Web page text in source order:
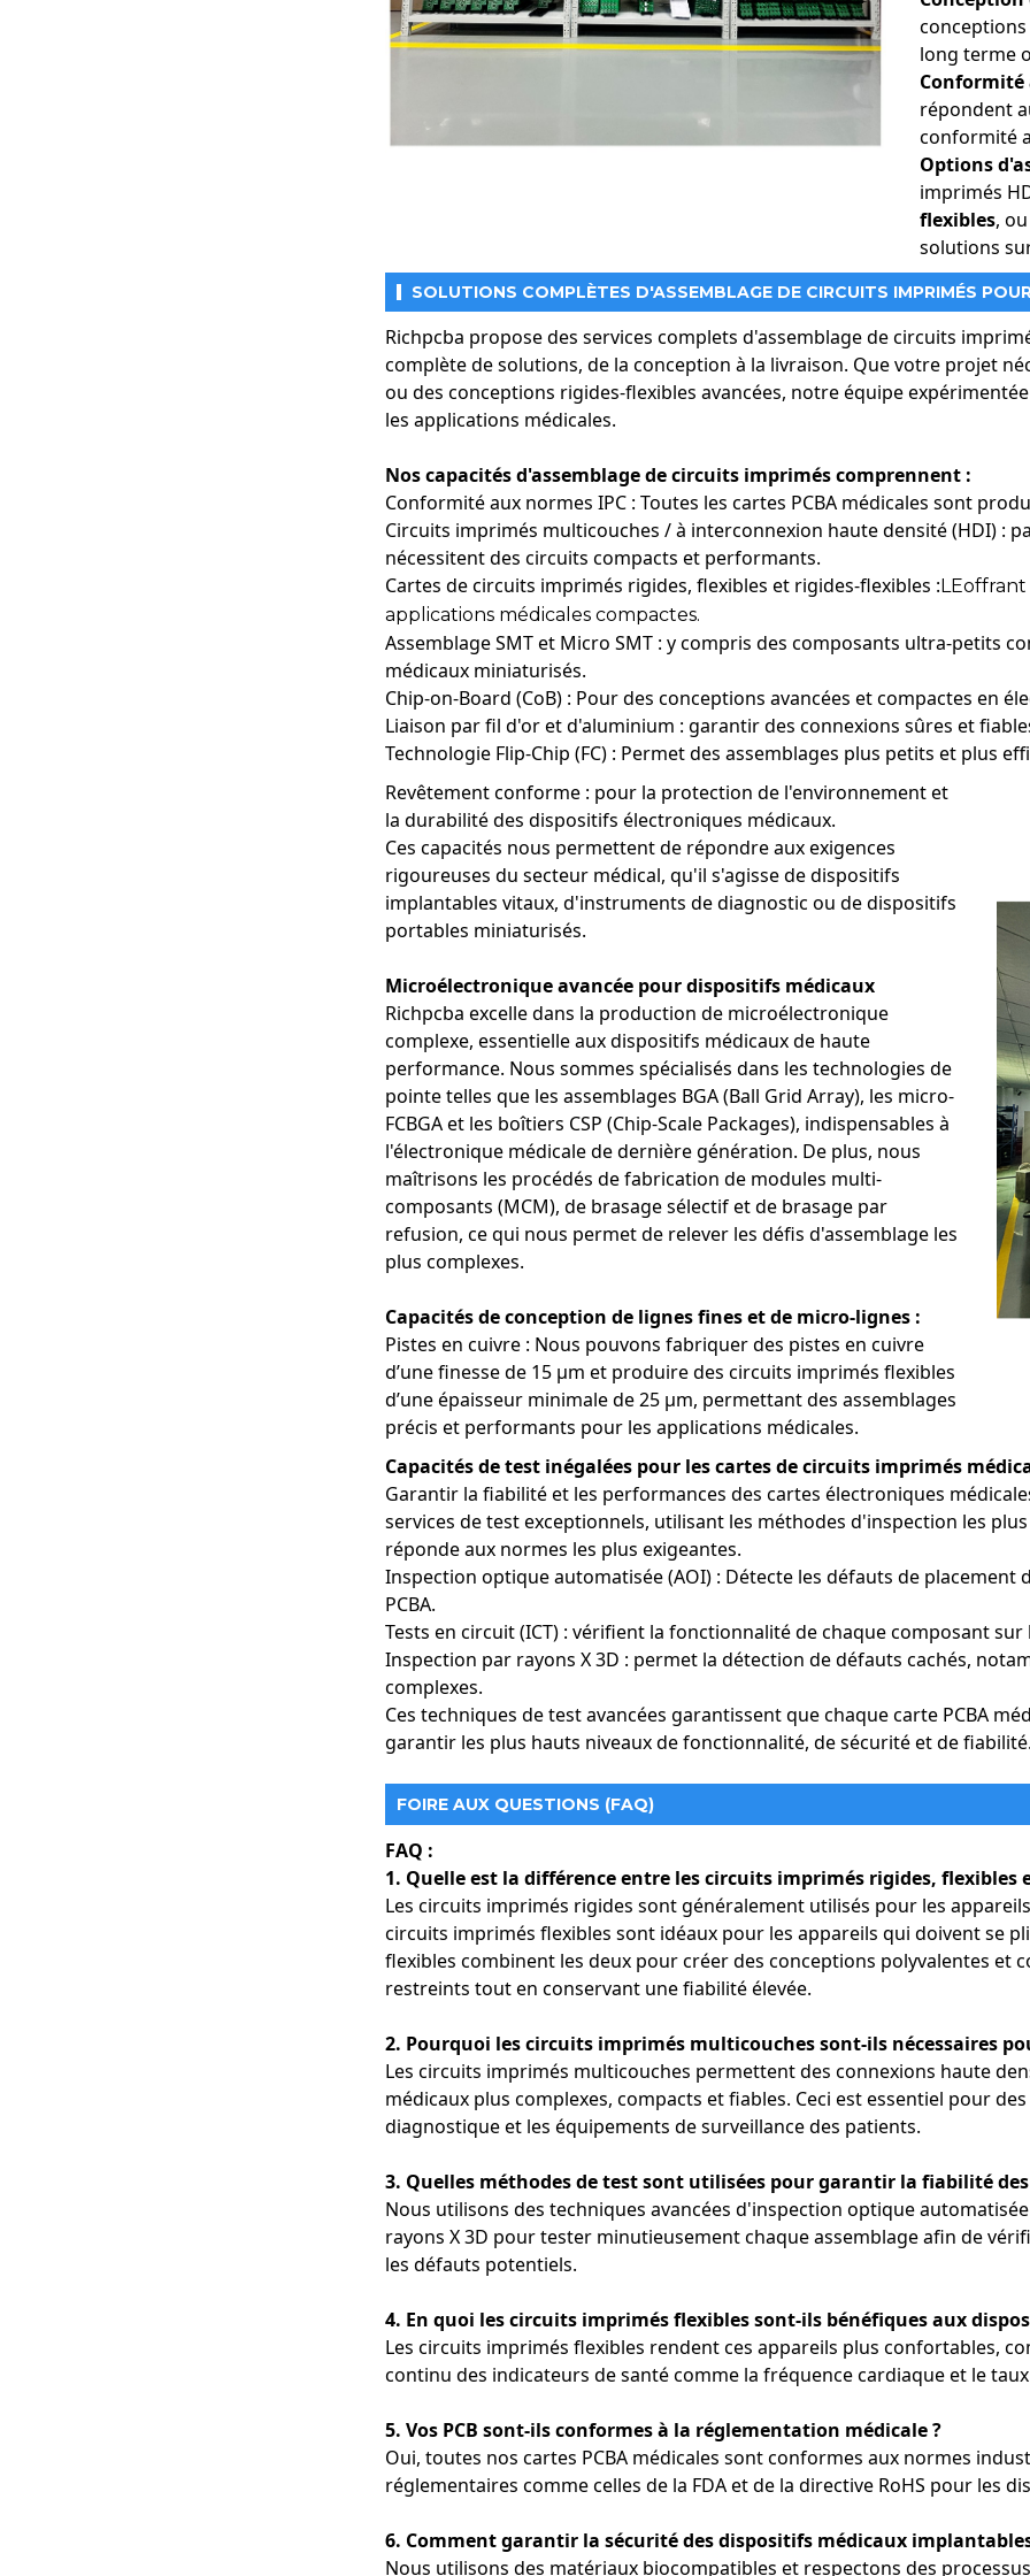
long terme
Conformité
répondent
conformité
Options
imprimés
flexibles,
solutions
SOLUTIONS COMPLÈTES D'ASSEMBLAGE DE CIRCUITS IMPRIMÉS
Richpcba propose des services complets d'assemblage de circuits
complète de solutions, de la conception à la livraison. Que votre projet
ou des conceptions rigides-flexibles avancées, notre équipe
les applications médicales.
Nos capacités d'assemblage de circuits imprimés comprennent :
Conformité aux normes IPC : Toutes les cartes PCBA médicales sont
Circuits imprimés multicouches / à interconnexion haute densité (HDI) :
nécessitent des circuits compacts et performants.
Cartes de circuits imprimés rigides, flexibles et rigides-flexibles :LEoffrant
applications médicales compactes.
Assemblage SMT et Micro SMT : y compris des composants ultra-petits
médicaux miniaturisés.
Chip-on-Board (CoB) : Pour des conceptions avancées et compactes en
Liaison par fil d'or et d'aluminium : garantir des connexions sûres et
Technologie Flip-Chip (FC) : Permet des assemblages plus petits et plus
Revêtement conforme : pour la protection de l'environnement et
la durabilité des dispositifs électroniques médicaux.
Ces capacités nous permettent de répondre aux exigences
rigoureuses du secteur médical, qu'il s'agisse de dispositifs
implantables vitaux, d'instruments de diagnostic ou de dispositifs
portables miniaturisés.
Microélectronique avancée pour dispositifs médicaux
Richpcba excelle dans la production de microélectronique
complexe, essentielle aux dispositifs médicaux de haute
performance. Nous sommes spécialisés dans les technologies de
pointe telles que les assemblages BGA (Ball Grid Array), les micro-
FCBGA et les boîtiers CSP (Chip-Scale Packages), indispensables à
l'électronique médicale de dernière génération. De plus, nous
maîtrisons les procédés de fabrication de modules multi-
composants (MCM), de brasage sélectif et de brasage par
refusion, ce qui nous permet de relever les défis d'assemblage les
plus complexes.
Capacités de conception de lignes fines et de micro-lignes :
Pistes en cuivre : Nous pouvons fabriquer des pistes en cuivre
d’une finesse de 15 µm et produire des circuits imprimés flexibles
d’une épaisseur minimale de 25 µm, permettant des assemblages
précis et performants pour les applications médicales.
Capacités de test inégalées pour les cartes de circuits imprimés
Garantir la fiabilité et les performances des cartes électroniques
services de test exceptionnels, utilisant les méthodes d'inspection les
réponde aux normes les plus exigeantes.
Inspection optique automatisée (AOI) : Détecte les défauts de
PCBA.
Tests en circuit (ICT) : vérifient la fonctionnalité de chaque composant sur
Inspection par rayons X 3D : permet la détection de défauts cachés,
complexes.
Ces techniques de test avancées garantissent que chaque carte PCBA
garantir les plus hauts niveaux de fonctionnalité, de sécurité et de fiabilité.
FOIRE AUX QUESTIONS (FAQ)
FAQ :
1. Quelle est la différence entre les circuits imprimés rigides,
Les circuits imprimés rigides sont généralement utilisés pour les
circuits imprimés flexibles sont idéaux pour les appareils qui doivent se
flexibles combinent les deux pour créer des conceptions polyvalentes et
restreints tout en conservant une fiabilité élevée.
2. Pourquoi les circuits imprimés multicouches sont-ils nécessaires
Les circuits imprimés multicouches permettent des connexions haute
médicaux plus complexes, compacts et fiables. Ceci est essentiel pour
diagnostique et les équipements de surveillance des patients.
3. Quelles méthodes de test sont utilisées pour garantir la fiabilité des
Nous utilisons des techniques avancées d'inspection optique
rayons X 3D pour tester minutieusement chaque assemblage afin de
les défauts potentiels.
4. En quoi les circuits imprimés flexibles sont-ils bénéfiques aux
Les circuits imprimés flexibles rendent ces appareils plus confortables,
continu des indicateurs de santé comme la fréquence cardiaque et le
5. Vos PCB sont-ils conformes à la réglementation médicale ?
Oui, toutes nos cartes PCBA médicales sont conformes aux normes
réglementaires comme celles de la FDA et de la directive RoHS pour les
6. Comment garantir la sécurité des dispositifs médicaux
Nous utilisons des matériaux biocompatibles et respectons des
Performances robustes : les dispositifs d’imagerie médicale exigent un
conçus pour résister aux vibrations et aux conditions extrêmes, garantissant ainsi
Gestion thermique : Nous mettons en œuvre des conceptions avancées de pistes
surchauffe des appareils à haute puissance comme les systèmes d'IRM.
3. Dispositifs portables de surveillance de la santé
Applications : Montres connectées pour le suivi de la santé, moniteurs ECG
traqueurs d'activité physique.
Avantages:
Compacts et légers : nos circuits imprimés flexibles rendent ces appareils
Efficacité énergétique : Les circuits flexibles à faible consommation garantissent
pour les appareils qui surveillent en permanence les indicateurs de santé.
Précision des données : Notre assemblage SMT de haute précision garantit des
données de santé en temps réel.
4. Instruments chirurgicaux et systèmes de chirurgie robotique
Applications : Robots chirurgicaux, instruments laparoscopiques, bras robotisés
d'imagerie médicale pour la surveillance en temps réel pendant les interventions
Précision et flexibilité : nos circuits imprimés HDI et nos cartes rigides-flexibles
interventions chirurgicales robotiques.
Durabilité : Les instruments chirurgicaux sont souvent soumis à des contraintes
haute résistance qui supportent une utilisation et une stérilisation fréquentes
Conception compacte : Nos solutions de circuits imprimés miniaturisées
améliore la maniabilité et la facilité d’utilisation lors d’interventions chirurgicales
Applications : Analyseurs de gaz du sang, glucomètres, dispositifs de diagnostic
Avantages:
Portabilité : Grâce aux circuits imprimés rigides-flexibles et aux conceptions
sans sacrifier les performances.
Résultats rapides : Notre microélectronique garantit des résultats de test rapides
Longue durée de vie de la batterie : les circuits imprimés basse consommation
pendant de longues périodes sans recharge.
6. Pompes à perfusion et appareils respiratoires
Applications : Pompes à perfusion, appareils de dialyse, ventilateurs et appareils
Avantages:
Précision : Un contrôle précis de l'administration des fluides dans les pompes à
est rendu possible grâce à l'assemblage micro SMT.
contrôle, notamment l'inspection par rayons X 3D, assurent l'absence de défauts.
Flexibilité : Nos circuits imprimés flexibles sont essentiels à la conception de
mobiles.
Applications : Appareils auditifs contour d'oreille (BTE), appareils auditifs intra-
Avantages:
Efficacité énergétique : Les circuits imprimés flexibles réduisent la consommation
auditifs.
Connectivité améliorée : Nous intégrons des technologies sans fil comme le
fluide avec d'autres appareils.
Applications : Systèmes d'imagerie ophtalmique, appareils de numérisation
Avantages:
Imagerie de précision : les circuits imprimés multicouches permettent de gérer
réel.
Durabilité à long terme : La technologie rigide-flexible garantit que les
continue dans des environnements de diagnostic.
9. Systèmes de surveillance des patients
Avantages:
Données en temps réel : Nos assemblages de circuits imprimés de haute
données critiques des patients.
résister à une utilisation à long terme dans les établissements de santé.
Portabilité : Les circuits imprimés flexibles permettent une intégration facile dans